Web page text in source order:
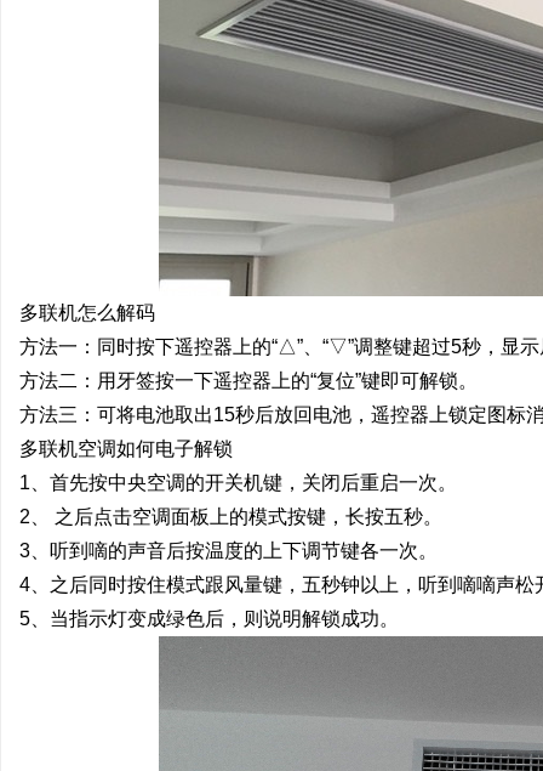
多联机怎么解码
方法一：同时按下遥控器上的“△”、“▽”调整键超过5秒，显
方法二：用牙签按一下遥控器上的“复位
方法三：可将电池取出15秒后放回电池，遥控器上锁定图标
多联机空调如何电子解锁
1、首先按中央空调的开关机键，关闭后重启一次。
2、 之后点击空调面板上的模式按键，长按五秒。
3、听到嘀的声音后按温度的上下调节键各一次。
4、之后同时按住模式跟风量键，五秒钟以上，听到嘀嘀声松
5、当指示灯变成绿色后，则说明解锁成功。